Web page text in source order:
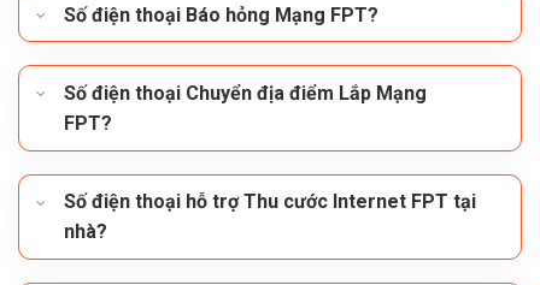
Số điện thoại Báo hỏng Mạng FPT?
Số điện thoại Chuyển địa điểm Lắp Mạng
FPT?
Số điện thoại hỗ trợ Thu cước Internet FPT tại
nhà?